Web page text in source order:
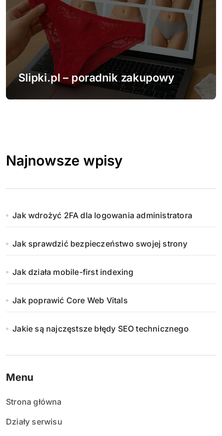
Slipki.pl – poradnik zakupowy
Najnowsze wpisy
Jak wdrożyć 2FA dla logowania administratora
Jak sprawdzić bezpieczeństwo swojej strony
Jak działa mobile-first indexing
Jak poprawić Core Web Vitals
Jakie są najczęstsze błędy SEO technicznego
Menu
Strona główna
Działy serwisu